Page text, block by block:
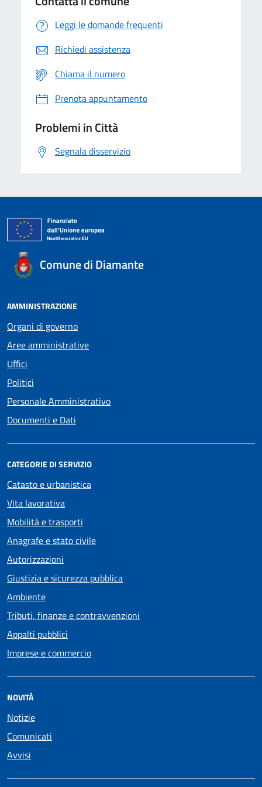
Leggi le domande frequenti
Richiedi assistenza
Chiama il numero
Prenota appuntamento
Problemi in Città
Segnala disservizio
Comune di Diamante
AMMINISTRAZIONE
Organi di governo
Aree amministrative
Uffici
Politici
Personale Amministrativo
Documenti e Dati
CATEGORIE DI SERVIZIO
Catasto e urbanistica
Vita lavorativa
Mobilità e trasporti
Anagrafe e stato civile
Autorizzazioni
Giustizia e sicurezza pubblica
Ambiente
Tributi, finanze e contravvenzioni
Appalti pubblici
Imprese e commercio
NOVITÀ
Notizie
Comunicati
Avvisi